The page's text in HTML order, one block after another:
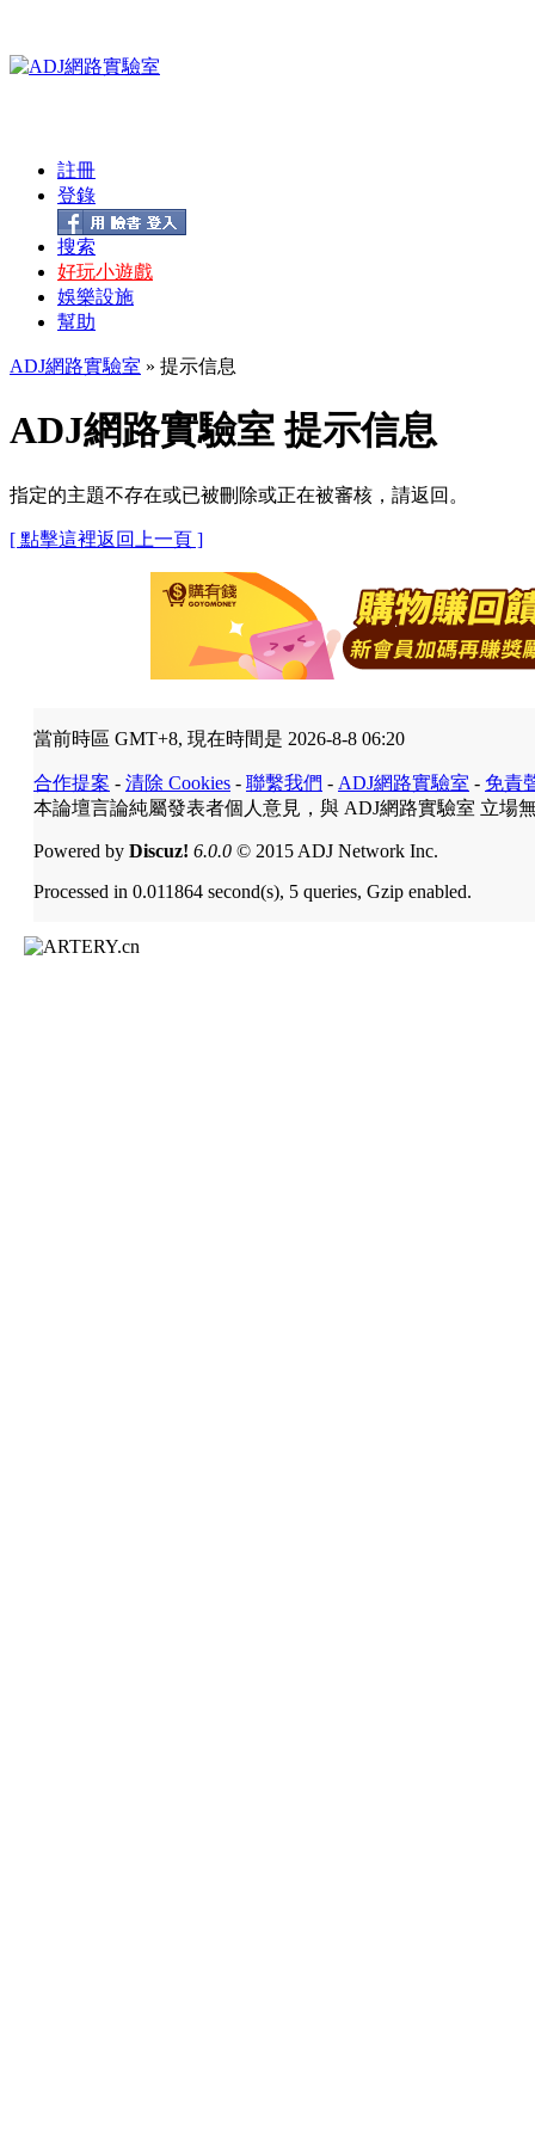
註冊
登錄
搜索
好玩小遊戲
娛樂設施
幫助
ADJ網路實驗室 » 提示信息
ADJ網路實驗室 提示信息
指定的主題不存在或已被刪除或正在被審核，請返回。
[ 點擊這裡返回上一頁 ]
當前時區 GMT+8, 現在時間是 2026-8-8 06:20
合作提案 - 清除 Cookies - 聯繫我們 - ADJ網路實驗室 - 免責
本論壇言論純屬發表者個人意見，與 ADJ網路實驗室 立場
Powered by Discuz! 6.0.0 © 2015 ADJ Network Inc.
Processed in 0.011864 second(s), 5 queries, Gzip enabled.